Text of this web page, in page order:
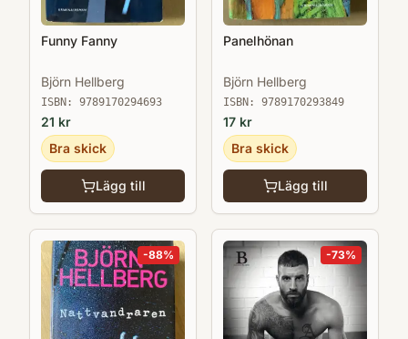
Funny Fanny
Björn Hellberg
ISBN: 9789170294693
21 kr
Bra skick
Lägg till
Panelhönan
Björn Hellberg
ISBN: 9789170293849
17 kr
Bra skick
Lägg till
-88% -73%